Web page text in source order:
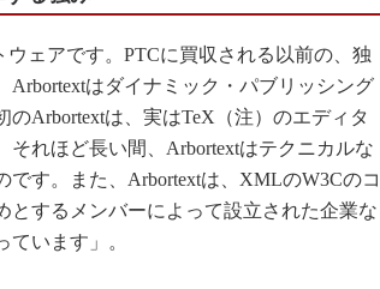
ェアです。PTCに買収される以前の、独
はダイナミック・パブリッシング
Arbortextは、実はTeX（注）のエディタ
れほど長い間、Arbortextはテクニカルな
す。また、Arbortextは、XMLのW3Cのコ
するメンバーによって設立された企業な
います」。